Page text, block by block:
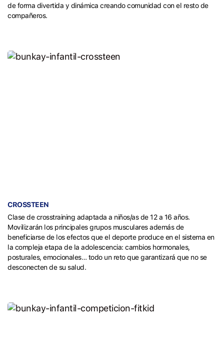
de forma divertida y dinámica creando comunidad con el resto de
compañeros.
CROSSTEEN
Clase de crosstraining adaptada a niños/as de 12 a 16 años.
Movilizarán los principales grupos musculares además de
beneficiarse de los efectos que el deporte produce en el sistema en
la compleja etapa de la adolescencia: cambios hormonales,
posturales, emocionales… todo un reto que garantizará que no se
desconecten de su salud.